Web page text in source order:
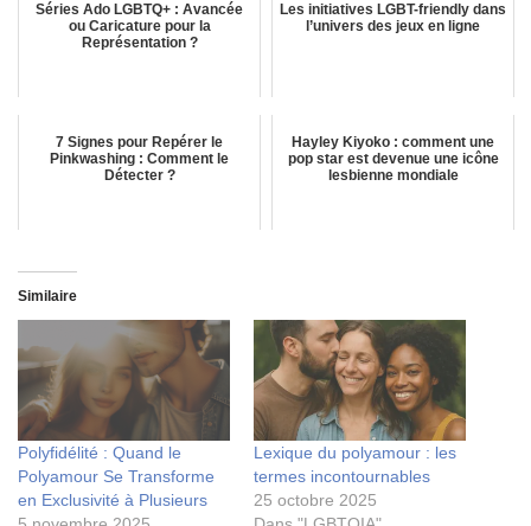
Séries Ado LGBTQ+ : Avancée
ou Caricature pour la
Représentation ?
Les initiatives LGBT-friendly dans
l’univers des jeux en ligne
7 Signes pour Repérer le
Pinkwashing : Comment le
Détecter ?
Hayley Kiyoko : comment une
pop star est devenue une icône
lesbienne mondiale
Similaire
Polyfidélité : Quand le
Polyamour Se Transforme
en Exclusivité à Plusieurs
Lexique du polyamour : les
termes incontournables
25 octobre 2025